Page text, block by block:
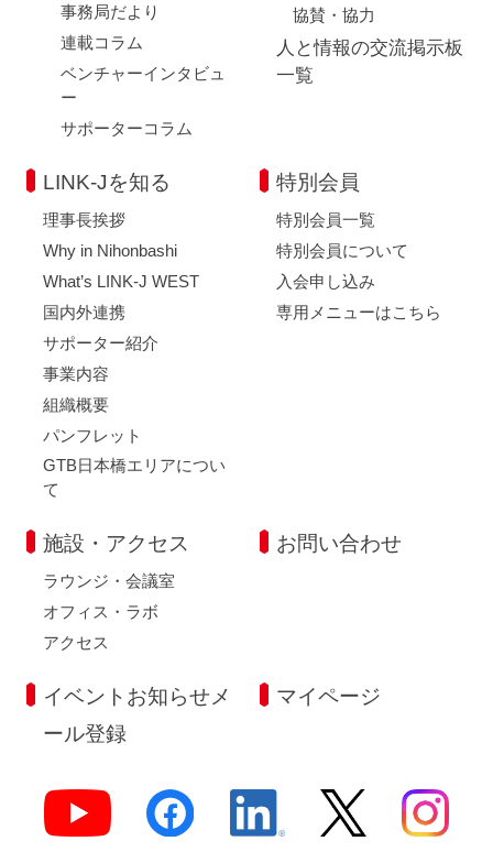
事務局だより
連載コラム
ベンチャーインタビュ
ー
サポーターコラム
協賛・協力
人と情報の交流掲示板
一覧
LINK-Jを知る
理事長挨拶
Why in Nihonbashi
What’s LINK-J WEST
国内外連携
サポーター紹介
事業内容
組織概要
パンフレット
GTB日本橋エリアについ
て
特別会員
特別会員一覧
特別会員について
入会申し込み
専用メニューはこちら
施設・アクセス
ラウンジ・会議室
オフィス・ラボ
アクセス
お問い合わせ
イベントお知らせメ
ール登録
マイページ